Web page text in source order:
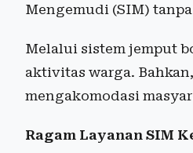
Mengemudi (SIM)
Melalui sistem jemput
aktivitas warga.
mengakomodasi
Ragam Layanan SIM